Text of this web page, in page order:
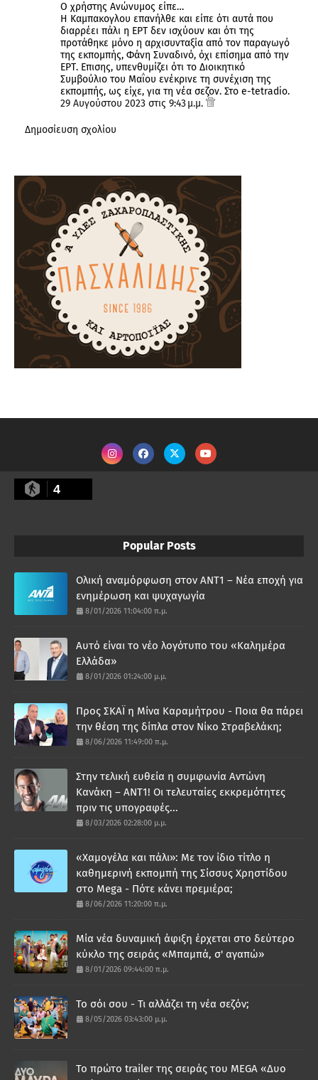
Ο χρήστης Ανώνυμος είπε…
Η Καμπακογλου επανήλθε και είπε ότι αυτά που
διαρρέει πάλι η ΕΡΤ δεν ισχύουν και ότι της
προτάθηκε μόνο η αρχισυνταξία από τον παραγωγό
της εκπομπής, Φάνη Συναδινό, όχι επίσημα από την
ΕΡΤ. Επισης, υπενθυμίζει ότι το Διοικητικό
Συμβούλιο του Μαΐου ενέκρινε τη συνέχιση της
εκπομπής, ως είχε, για τη νέα σεζον. Στο e-tetradio.
29 Αυγούστου 2023 στις 9:43 μ.μ.
Δημοσίευση σχολίου
4
Popular Posts
Ολική αναμόρφωση στον ΑΝΤ1 – Νέα εποχή για
ενημέρωση και ψυχαγωγία
8/01/2026 11:04:00 π.μ.
Αυτό είναι το νέο λογότυπο του «Καλημέρα
Ελλάδα»
8/01/2026 01:24:00 μ.μ.
Προς ΣΚΑΪ η Μίνα Καραμήτρου - Ποια θα πάρει
την θέση της δίπλα στον Νίκο Στραβελάκη;
8/06/2026 11:49:00 π.μ.
Στην τελική ευθεία η συμφωνία Αντώνη
Κανάκη – ΑΝΤ1! Οι τελευταίες εκκρεμότητες
πριν τις υπογραφές...
8/03/2026 02:28:00 μ.μ.
«Χαμογέλα και πάλι»: Με τον ίδιο τίτλο η
καθημερινή εκπομπή της Σίσσυς Χρηστίδου
στο Mega - Πότε κάνει πρεμιέρα;
8/06/2026 11:20:00 π.μ.
Μία νέα δυναμική άφιξη έρχεται στο δεύτερο
κύκλο της σειράς «Μπαμπά, σ' αγαπώ»
8/01/2026 09:44:00 π.μ.
Το σόι σου - Τι αλλάζει τη νέα σεζόν;
8/05/2026 03:43:00 μ.μ.
Το πρώτο trailer της σειράς του MEGA «Δυο